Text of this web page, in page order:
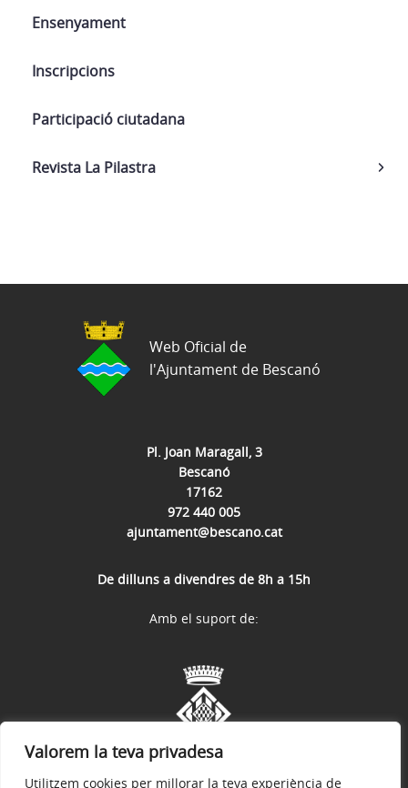
Valorem la teva privadesa
Utilitzem cookies per millorar la teva experiència de
Ensenyament
Inscripcions
Participació ciutadana
Revista La Pilastra
Pl. Joan Maragall, 3
Bescanó
17162
972 440 005
ajuntament@bescano.cat
De dilluns a divendres de 8h a 15h
Web Oficial de
l'Ajuntament de Bescanó
Amb el suport de: